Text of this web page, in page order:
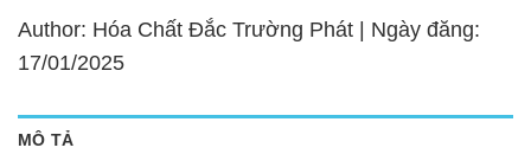
Author: Hóa Chất Đắc Trường Phát | Ngày đăng:
17/01/2025
MÔ TẢ